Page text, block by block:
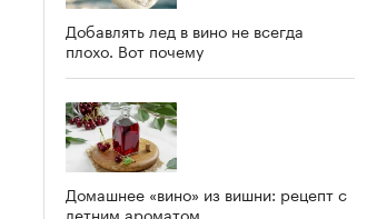
Добавлять лед в вино не всегда
плохо. Вот почему
Домашнее «вино» из вишни: рецепт с
летним ароматом